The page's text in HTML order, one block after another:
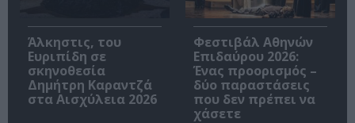
Άλκηστις, του
Ευριπίδη σε
σκηνοθεσία
Δημήτρη Καραντζά
στα Αισχύλεια 2026
Φεστιβάλ Αθηνών
Επιδαύρου 2026:
Ένας προορισμός –
δύο παραστάσεις
που δεν πρέπει να
χάσετε